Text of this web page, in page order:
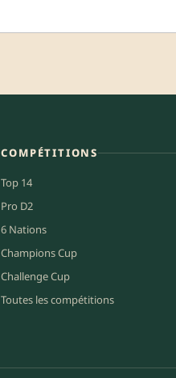
COMPÉTITIONS
Top 14
Pro D2
6 Nations
Champions Cup
Challenge Cup
Toutes les compétitions